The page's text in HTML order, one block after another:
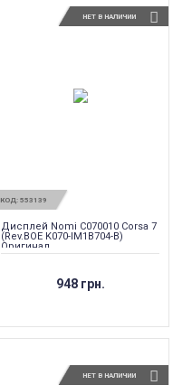
НЕТ В НАЛИЧИИ
КОД: 553139
Дисплей Nomi C070010 Corsa 7
(Rev.BOE K070-IM1B704-B)
Оригинал
948 грн.
НЕТ В НАЛИЧИИ